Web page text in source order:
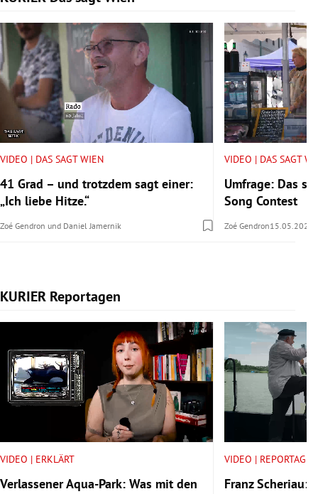
VIDEO | DAS SAGT WIEN
41 Grad – und trotzdem sagt einer:
„Ich liebe Hitze.“
Zoé Gendron und Daniel Jamernik
VIDEO | DAS SAGT
Umfrage: Das
Song Contest
Zoé Gendron15.05.2026
KURIER Reportagen
Slide 1 von 14
VIDEO | ERKLÄRT
Verlassener Aqua-Park: Was mit den
VIDEO | REPORTAGE
Franz Scheriau: